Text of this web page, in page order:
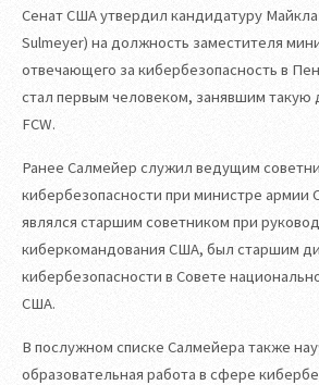
Сенат США утвердил кандидатуру
Sulmeyer) на должность заместителя
отвечающего за кибербезопасность в
стал первым человеком, занявшим
FCW.
Ранее Салмейер служил ведущим
кибербезопасности при министре армии
являлся старшим советником при
киберкомандования США, был старшим
кибербезопасности в Совете
США.
В послужном списке Салмейера также
образовательная работа в сфере